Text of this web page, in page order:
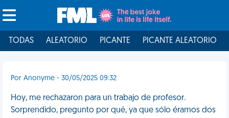
TODAS ALEATORIO PICANTE PICANTE ALEATORIO
Por Anonyme - 30/05/2025 09:32
Hoy, me rechazaron para un trabajo de profesor.
Sorprendido, pregunto por qué, ya que sólo éramos dos